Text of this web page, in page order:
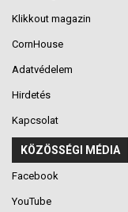
Klikkout magazin
CornHouse
Adatvédelem
Hirdetés
Kapcsolat
KÖZÖSSÉGI MÉDIA
Facebook
YouTube